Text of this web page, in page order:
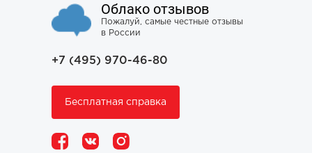
Облако отзывов
Пожалуй, самые честные отзывы
в России
+7 (495) 970-46-80
Бесплатная справка